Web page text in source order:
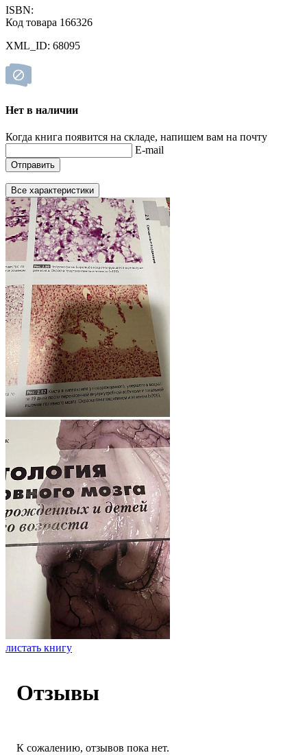
ISBN:
Код товара 166326
XML_ID: 68095
Нет в наличии
Когда книга появится на складе, напишем вам на почту
E-mail
Отправить
Все характеристики
листать книгу
Отзывы
К сожалению, отзывов пока нет.